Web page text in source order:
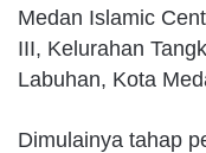
Medan Islamic
III, Kelurahan
Labuhan, Kota
Dimulainya tahap